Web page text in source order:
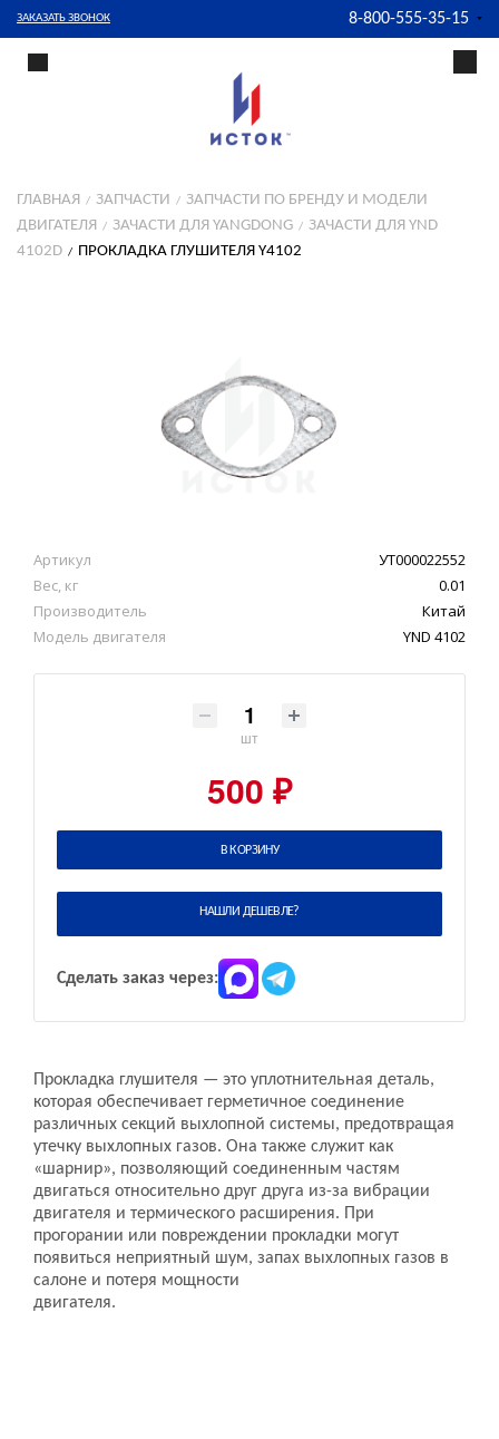
ЗАКАЗАТЬ ЗВОНОК 8-800-555-35-15
ГЛАВНАЯ ЗАПЧАСТИ
ЗАПЧАСТИ ПО БРЕНДУ И МОДЕЛИ
ДВИГАТЕЛЯ
ЗАЧАСТИ ДЛЯ YANGDONG
ЗАЧАСТИ ДЛЯ YND
4102D
ПРОКЛАДКА ГЛУШИТЕЛЯ Y4102
Артикул
УТ000022552
Вес, кг
0.01
Производитель
Китай
Модель двигателя
YND 4102
шт
500 ₽
В КОРЗИНУ
НАШЛИ ДЕШЕВЛЕ?
Сделать заказ через:
Прокладка глушителя — это уплотнительная деталь,
которая обеспечивает герметичное соединение
различных секций выхлопной системы, предотвращая
утечку выхлопных газов. Она также служит как
«шарнир», позволяющий соединенным частям
двигаться относительно друг друга из-за вибрации
двигателя и термического расширения. При
прогорании или повреждении прокладки могут
появиться неприятный шум, запах выхлопных газов в
салоне и потеря мощности
двигателя.